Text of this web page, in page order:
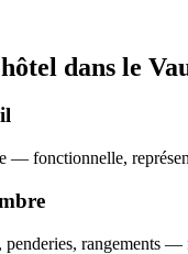
dans le
— fonctionnelle,
penderies, rangements —